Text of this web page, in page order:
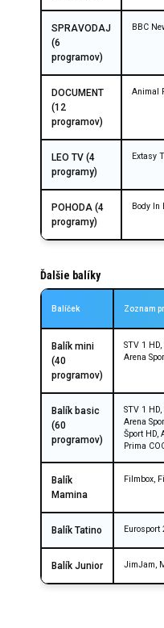
SPRAVODAJ
(6
programov)
BBC
DOCUMENT
(12
programov)
Animal
LEO TV (4
programy)
Extasy
POHODA (4
programy)
Body In
Ďalšie balíky
Balíček Zoznam
Balík mini
(40
programov)
STV 1
Arena
Balík basic
(60
programov)
STV 1
Arena
Šport HD,
Prima
Balík
Mamina
Filmbox,
Balík Tatino Eurosport
Balík Junior JimJam,